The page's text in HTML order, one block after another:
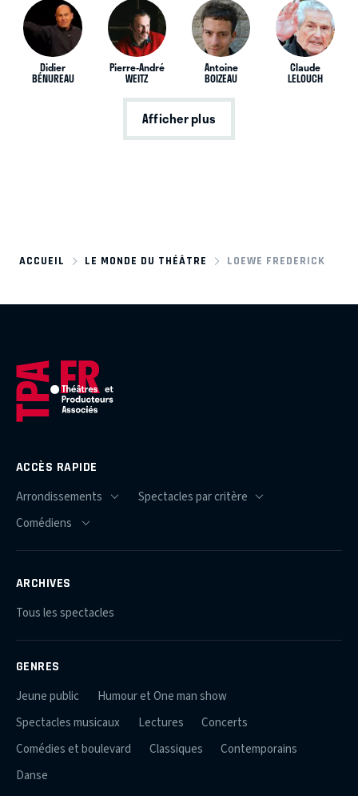
Didier
BÉNUREAU
Pierre-André
WEITZ
Antoine
BOIZEAU
Claude
LELOUCH
Afficher plus
ACCUEIL LE MONDE DU THÉÂTRE LOEWE FREDERICK
ACCÈS RAPIDE
ARCHIVES
Tous les spectacles
GENRES
Jeune public
Humour et One man show
Spectacles musicaux
Lectures
Concerts
Comédies et boulevard
Classiques
Contemporains
Danse